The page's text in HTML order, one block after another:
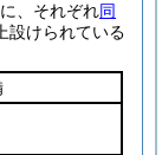
、それぞれ同
設けられている